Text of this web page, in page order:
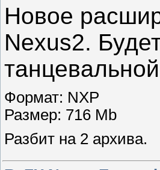
Новое
Nexus2.
Формат: NXP
Размер: 716 Mb
Разбит на 2 архива.